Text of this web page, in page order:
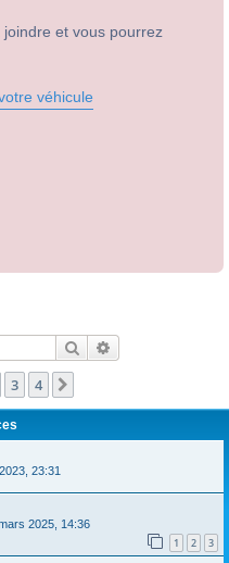
et vous pourrez
véhicule
Rechercher
3 4
23:31
2025, 14:36
1 2 3